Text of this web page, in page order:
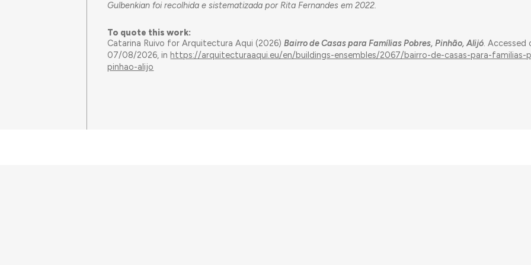
Gulbenkian foi recolhida e sistematizada por Rita Fernandes em 2022.
To quote this work:
Catarina Ruivo for Arquitectura Aqui (2026)Bairro de Casas para Famílias Pobres, Pinhão, Alijó. Accessed
07/08/2026, inhttps://arquitecturaaqui.eu/en/buildings-ensembles/2067/bairro-de-casas-para-familias-
pinhao-alijo